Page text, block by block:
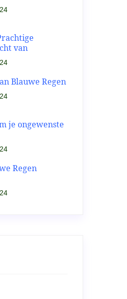
van
Blauwe Regen
je ongewenste
Regen